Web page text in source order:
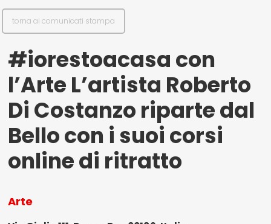
torna ai comunicati stampa
#iorestoacasa con
l’Arte L’artista Roberto
Di Costanzo riparte dal
Bello con i suoi corsi
online di ritratto
Arte